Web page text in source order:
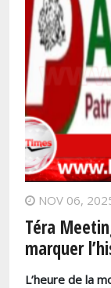
NOV 06,
Téra
marquer
L’heure de la